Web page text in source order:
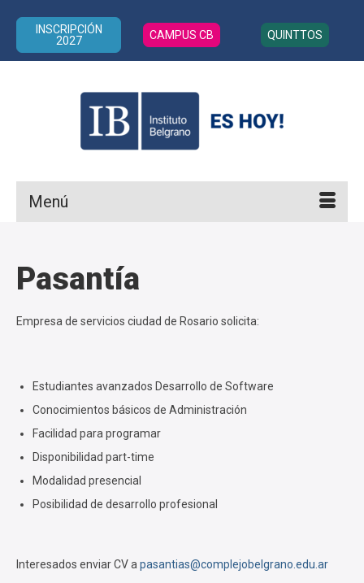
INSCRIPCIÓN
2027
CAMPUS CB QUINTTOS
Menú
Pasantía
Empresa de servicios ciudad de Rosario solicita:
Estudiantes avanzados Desarrollo de Software
Conocimientos básicos de Administración
Facilidad para programar
Disponibilidad part-time
Modalidad presencial
Posibilidad de desarrollo profesional
Interesados enviar CV a pasantias@complejobelgrano.edu.ar